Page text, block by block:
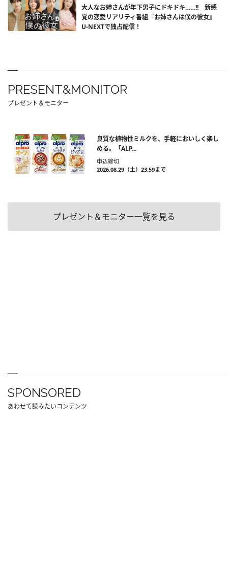
大人なお姉さんが年下男子にドキドキ……!! 新感
覚の恋愛リアリティ番組『お姉さんは僕の彼女』
U-NEXTで独占配信！
PRESENT&MONITOR
プレゼント＆モニター
良質な植物性ミルクを、手軽においしく楽し
める。「ALP...
申込締切
2026.08.29（土）23:59まで
プレゼント＆モニター一覧を見る
SPONSORED
あわせて読みたいコンテンツ